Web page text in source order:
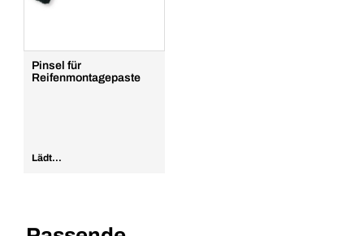
Pinsel für
Reifenmontagepaste
Lädt...